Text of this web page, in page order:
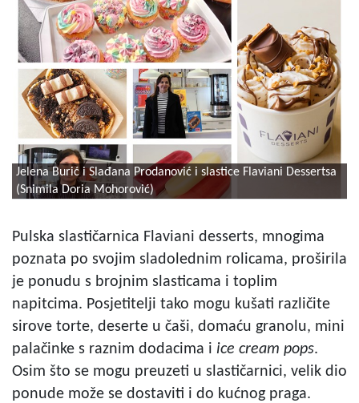
Jelena Burić i Slađana Prodanović i slastice Flaviani Dessertsa
(Snimila Doria Mohorović)
Pulska slastičarnica Flaviani desserts, mnogima
poznata po svojim sladolednim rolicama, proširila
je ponudu s brojnim slasticama i toplim
napitcima. Posjetitelji tako mogu kušati različite
sirove torte, deserte u čaši, domaću granolu, mini
palačinke s raznim dodacima i ice cream pops.
Osim što se mogu preuzeti u slastičarnici, velik dio
ponude može se dostaviti i do kućnog praga.